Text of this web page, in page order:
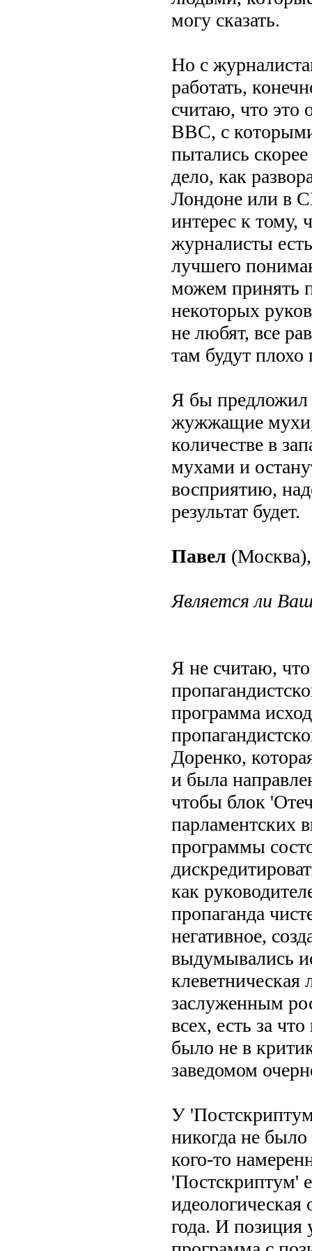
могу сказать.
Но с
работать,
считаю, что это
BBC, с
пытались
дело, как
Лондоне или в
интерес к тому,
журналисты
лучшего
можем принять
некоторых
не любят, все
там будут плохо
Я бы предложил
жужжащие мухи,
количестве в
мухами и
восприятию,
результат будет.
Павел
Является ли
Я не считаю,
программа
Доренко,
и была
чтобы блок
парламентских
программы
как
пропаганда
негативное,
выдумывались
заслуженным
всех, есть за
было не в
заведомом
У
никогда не было
кого-то
'Постскриптум'
года. И позиция